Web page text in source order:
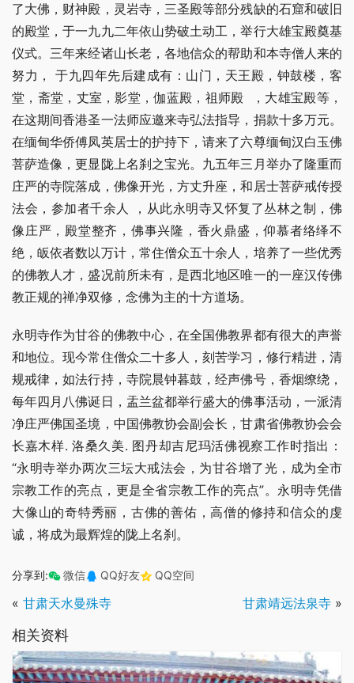
了大佛，财神殿，灵岩寺，三圣殿等部分残缺的石窟和破旧
的殿堂，于一九九二年依山势破土动工，举行大雄宝殿奠基
仪式。三年来经诸山长老，各地信众的帮助和本寺僧人来的
努力， 于九四年先后建成有：山门，天王殿，钟鼓楼，客
堂，斋堂，丈室，影堂，伽蓝殿，祖师殿  ，大雄宝殿等，
在这期间香港圣一法师应邀来寺弘法指导，捐款十多万元。
在缅甸华侨傅凤英居士的护持下，请来了六尊缅甸汉白玉佛
菩萨造像，更显陇上名刹之宝光。九五年三月举办了隆重而
庄严的寺院落成，佛像开光，方丈升座，和居士菩萨戒传授
法会，参加者千余人 ，从此永明寺又怀复了丛林之制，佛
像庄严，殿堂整齐，佛事兴隆，香火鼎盛，仰慕者络绎不
绝，皈依者数以万计，常住僧众五十余人，培养了一些优秀
的佛教人才，盛况前所未有，是西北地区唯一的一座汉传佛
教正规的禅净双修，念佛为主的十方道场。
永明寺作为甘谷的佛教中心，在全国佛教界都有很大的声誉
和地位。现今常住僧众二十多人，刻苦学习，修行精进，清
规戒律，如法行持，寺院晨钟暮鼓，经声佛号，香烟缭绕，
每年四月八佛诞日，盂兰盆都举行盛大的佛事活动，一派清
净庄严佛国圣境，中国佛教协会副会长，甘肃省佛教协会会
长嘉木样. 洛桑久美. 图丹却吉尼玛活佛视察工作时指出：
“永明寺举办两次三坛大戒法会，为甘谷增了光，成为全市
宗教工作的亮点，更是全省宗教工作的亮点”。永明寺凭借
大像山的奇特秀丽，古佛的善佑，高僧的修持和信众的虔
诚，将成为最辉煌的陇上名刹。
分享到: 微信 QQ好友 QQ空间
« 甘肃天水曼殊寺 甘肃靖远法泉寺 »
相关资料